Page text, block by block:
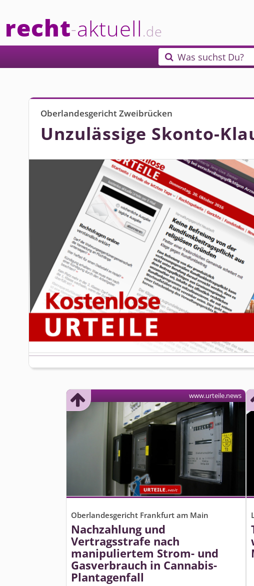
recht-aktuell.de
 Was suchst Du?
Oberlandesgericht Zweibrücken
Unzulässige Skonto-
Oberlandesgericht Frankfurt am Main
Nachzahlung und
Vertragsstrafe nach
manipuliertem Strom- und
Gasverbrauch in Cannabis-
Plantagenfall
www.urteile.news